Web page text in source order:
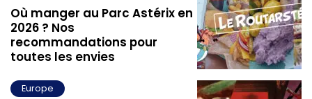
Où manger au Parc Astérix en
2026 ? Nos
recommandations pour
toutes les envies
Europe